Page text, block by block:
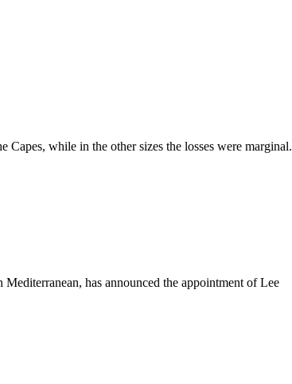
while in the other sizes the losses were marginal.
has announced the appointment of Lee